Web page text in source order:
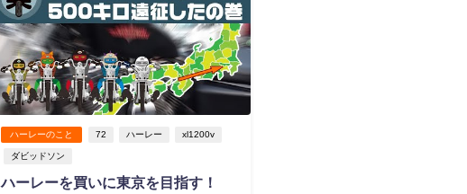
ハーレーのこと 72 ハーレー xl1200v
ダビッドソン
ハーレーを買いに東京を目指す！